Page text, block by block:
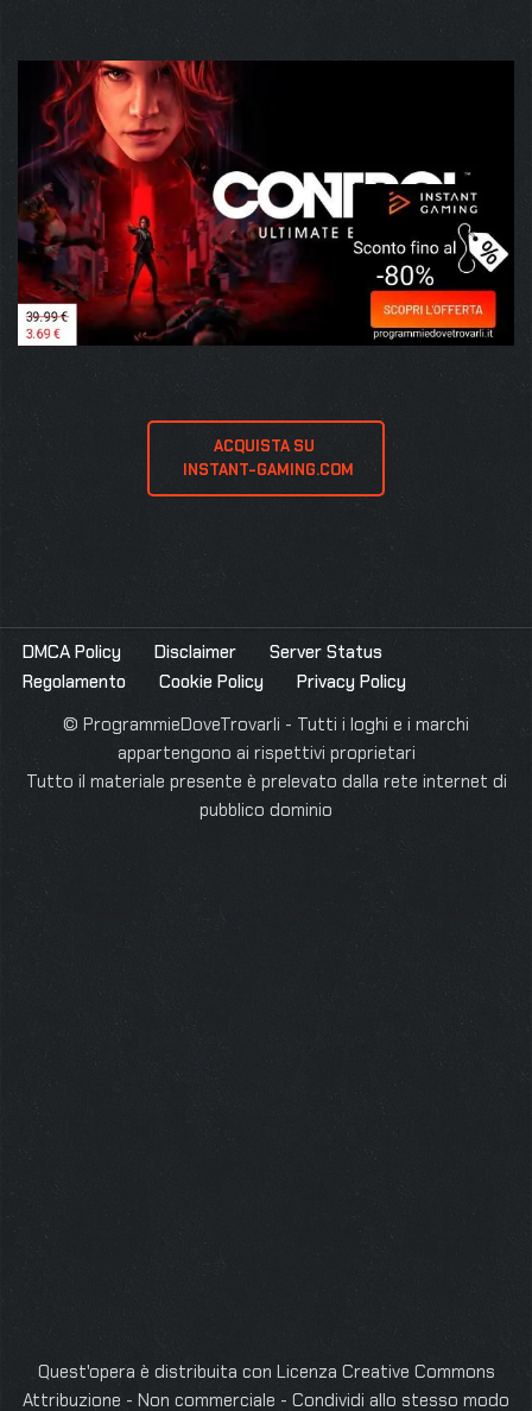
ACQUISTA SU
INSTANT-GAMING.COM
DMCA Policy Disclaimer
Server Status
Regolamento
Cookie Policy
Privacy Policy
© ProgrammieDoveTrovarli - Tutti i loghi e i marchi
appartengono ai rispettivi proprietari
Tutto il materiale presente è prelevato dalla rete internet di
pubblico dominio
Quest'opera è distribuita con Licenza Creative Commons
Attribuzione - Non commerciale - Condividi allo stesso modo